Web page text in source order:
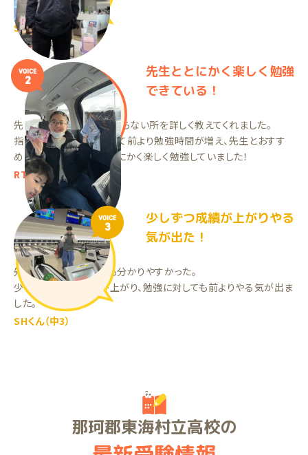
きました！
SSくん（中2）
VOICE
2
先生ととにかく楽しく勉強
できている！
先生がとても優しく、分からない所を詳しく教えてくれました。
指導日を楽しみにしていて前より勉強時間が増え、先生とおすす
めお菓子の話をしたりとにかく楽しく勉強していました！
RTちゃん（中3）
VOICE
3
少しずつ成績が上がりやる
気が出た！
先生が優しくて教え方も分かりやすかった。
少しずつですが成績が上がり、勉強に対しても前よりやる気が出ま
した。
SHくん（中3）
那珂郡東海村立高校の